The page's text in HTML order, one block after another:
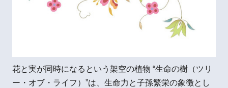
花と実が同時になるという架空の植物 “生命の樹（ツリ
ー・オブ・ライフ）”は、生命力と子孫繁栄の象徴とし